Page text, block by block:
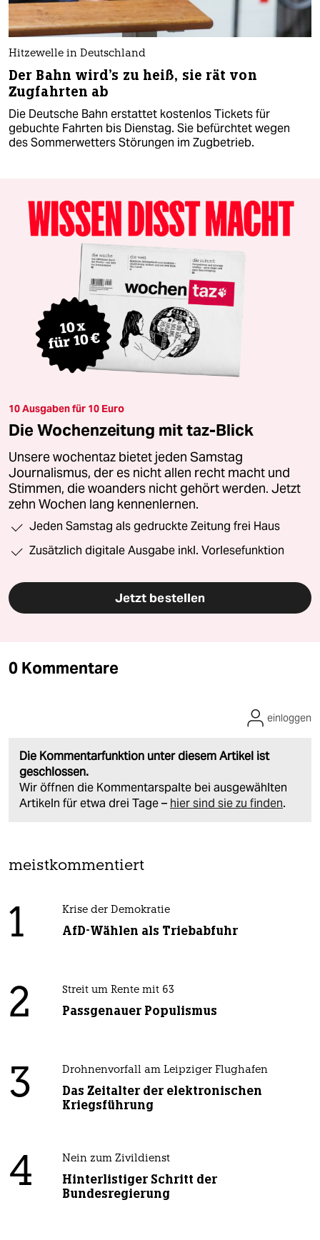
Hitzewelle in Deutschland
Der Bahn wird's zu heiß, sie rät von
Zugfahrten ab
Die Deutsche Bahn erstattet kostenlos Tickets für
gebuchte Fahrten bis Dienstag. Sie befürchtet wegen
des Sommerwetters Störungen im Zugbetrieb.
10 Ausgaben für 10 Euro
Die Wochenzeitung mit taz-Blick
Unsere wochentaz bietet jeden Samstag
Journalismus, der es nicht allen recht macht und
Stimmen, die woanders nicht gehört werden. Jetzt
zehn Wochen lang kennenlernen.
Jeden Samstag als gedruckte Zeitung frei Haus
Zusätzlich digitale Ausgabe inkl. Vorlesefunktion
Jetzt bestellen
0 Kommentare
Die Kommentarfunktion unter diesem Artikel ist
geschlossen.
Wir öffnen die Kommentarspalte bei ausgewählten
Artikeln für etwa drei Tage – hier sind sie zu finden.
einloggen
meistkommentiert
1 Krise der Demokratie
AfD-Wählen als Triebabfuhr
2 Streit um Rente mit 63
Passgenauer Populismus
3 Drohnenvorfall am Leipziger Flughafen
Das Zeitalter der elektronischen
Kriegsführung
4 Nein zum Zivildienst
Hinterlistiger Schritt der
Bundesregierung